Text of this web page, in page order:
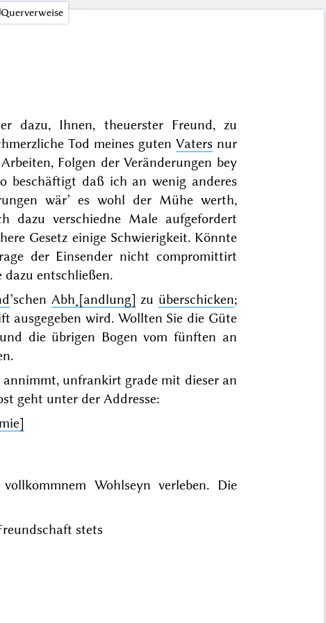
Querverweise
dazu, Ihnen, theuerster Freund, zu
Tod meines guten Vaters nur
Folgen der Veränderungen bey
beschäftigt daß ich an wenig anderes
wär’ es wohl der Mühe werth,
dazu verschiedne Male aufgefordert
Gesetz einige Schwierigkeit. Könnte
der Einsender nicht compromittirt
entschließen.
’schen Abh˖[andlung] zu überschicken;
ausgegeben wird. Wollten Sie die Güte
die übrigen Bogen vomfünften an
annimmt, unfrankirt grade mit dieser an
geht unter der Addresse:
Wohlseyn verleben. Die
stets